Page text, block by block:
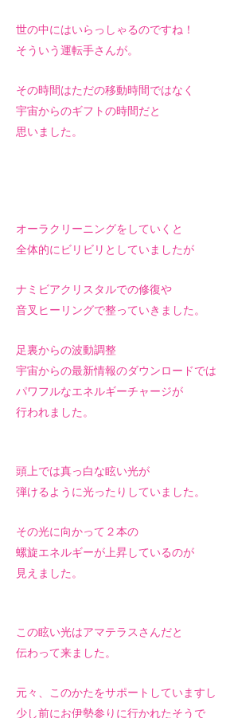
世の中にはいらっしゃるのですね！
そういう運転手さんが。
その時間はただの移動時間ではなく
宇宙からのギフトの時間だと
思いました。
オーラクリーニングをしていくと
全体的にビリビリとしていましたが
ナミビアクリスタルでの修復や
音叉ヒーリングで整っていきました。
足裏からの波動調整
宇宙からの最新情報のダウンロードでは
パワフルなエネルギーチャージが
行われました。
頭上では真っ白な眩い光が
弾けるように光ったりしていました。
その光に向かって２本の
螺旋エネルギーが上昇しているのが
見えました。
この眩い光はアマテラスさんだと
伝わって来ました。
元々、このかたをサポートしていますし
少し前にお伊勢参りに行かれたそうで